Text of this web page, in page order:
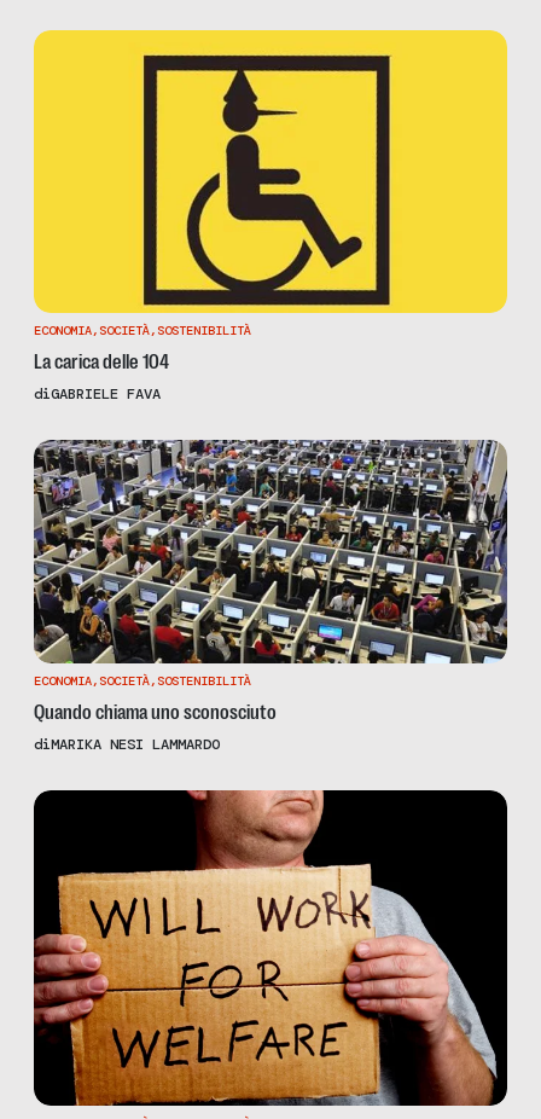
ECONOMIA, SOCIETÀ, SOSTENIBILITÀ
La carica delle 104
diGABRIELE FAVA
ECONOMIA, SOCIETÀ, SOSTENIBILITÀ
Quando chiama uno sconosciuto
diMARIKA NESI LAMMARDO